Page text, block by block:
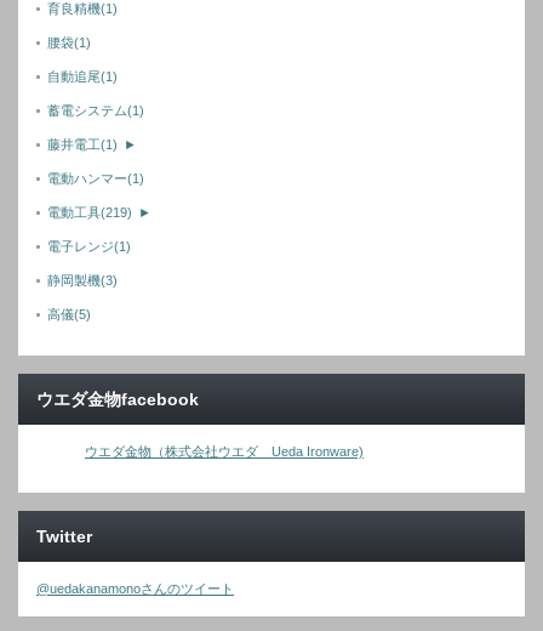
育良精機(1)
腰袋(1)
自動追尾(1)
蓄電システム(1)
藤井電工(1) ►
電動ハンマー(1)
電動工具(219) ►
電子レンジ(1)
静岡製機(3)
高儀(5)
ウエダ金物facebook
ウエダ金物（株式会社ウエダ Ueda Ironware)
Twitter
@uedakanamonoさんのツイート